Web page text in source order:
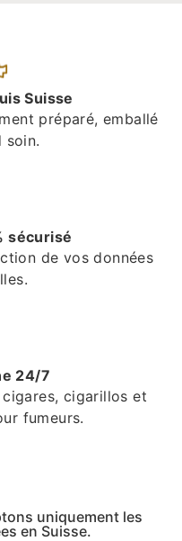
Suisse
préparé, emballé
soin.
sécurisé
de vos données
24/7
cigarillos et
fumeurs.
uniquement les
en Suisse.